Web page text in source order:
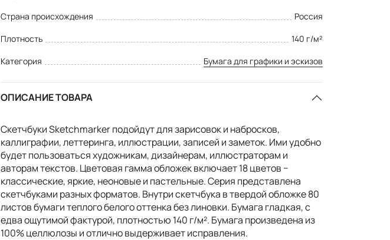
Страна происхождения
Россия
Плотность
140 г/м²
Категория
Бумага для графики и эскизов
ОПИСАНИЕ ТОВАРА
Скетчбуки Sketchmarker подойдут для зарисовок и набросков,
каллиграфии, леттеринга, иллюстрации, записей и заметок. Ими удобно
будет пользоваться художникам, дизайнерам, иллюстраторам и
авторам текстов. Цветовая гамма обложек включает 18 цветов −
классические, яркие, неоновые и пастельные. Серия представлена
скетчбуками разных форматов. Внутри скетчбука в твердой обложке 80
листов бумаги теплого белого оттенка без линовки. Бумага гладкая, с
едва ощутимой фактурой, плотностью 140 г/м². Бумага произведена из
100% целлюлозы и отлично выдерживает исправления.